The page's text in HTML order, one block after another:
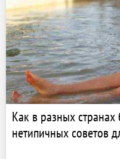
Как в разных
нетипичных советов